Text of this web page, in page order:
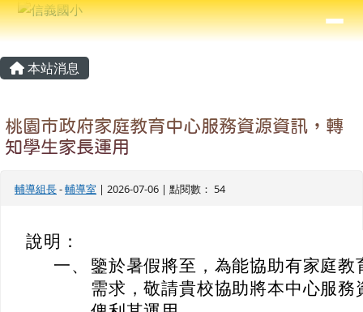
跳至主內容區
信義國小
⏸
導覽列
主內容區域
本站消息
桃園市政府家庭教育中心服務資源資訊，轉
知學生家長運用
輔導組長-輔導室 | 2026-07-06 | 點閱數： 54
說明：
一、
鑒於暑假將至，為能協助有家庭
需求，敬請貴校協助將本中心服
頁尾區域